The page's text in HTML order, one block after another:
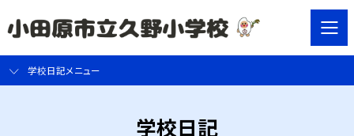
学校日記メニュー
学校日記